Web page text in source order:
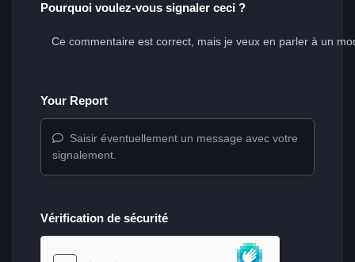
Pourquoi voulez-vous signaler ceci ?
Your Report
Saisir éventuellement un message avec votre
signalement.
Vérification de sécurité